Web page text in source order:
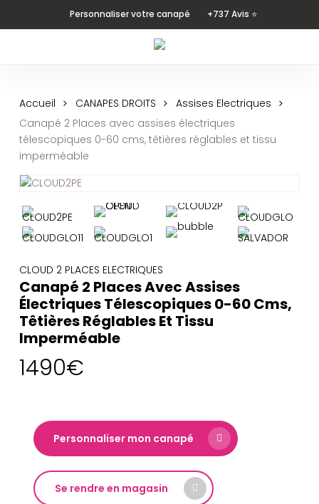
Personnaliser votre canapé +737 Avis ⭐
Accueil CANAPES DROITS
Assises Electriques
Canapé 2 Places avec assises électriques
télescopiques 0-60 cms, têtières réglables et tissu
imperméable
CLOUD 2 PLACES ELECTRIQUES
Canapé 2 Places Avec Assises
Électriques Télescopiques 0-60 Cms,
Têtières Réglables Et Tissu
Imperméable
1490€
Personnaliser mon canapé
Se rendre en magasin